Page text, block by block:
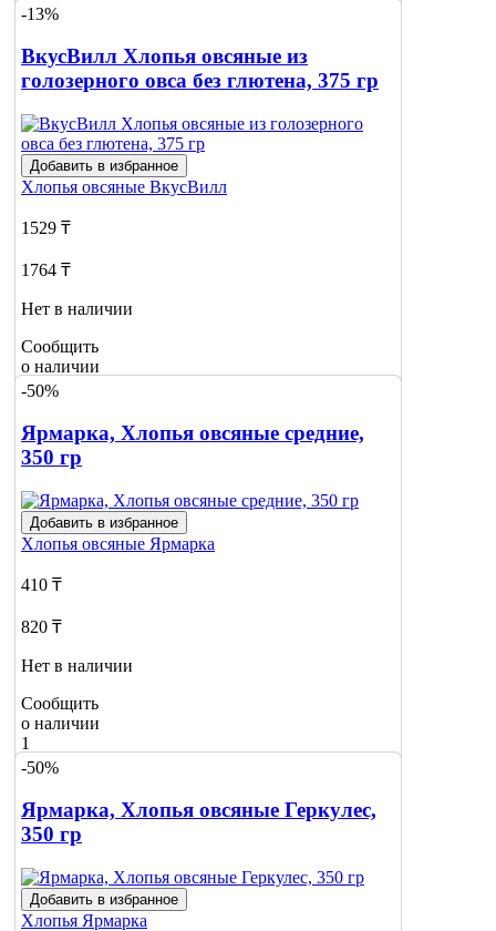
-13%
ВкусВилл Хлопья овсяные из
голозерного овса без глютена, 375 гр
Добавить в избранное
Хлопья овсяные ВкусВилл
1529 ₸
1764 ₸
Нет в наличии
Сообщить
о наличии
-50%
Ярмарка, Хлопья овсяные средние,
350 гр
Добавить в избранное
Хлопья овсяные Ярмарка
410 ₸
820 ₸
Нет в наличии
Сообщить
о наличии
1
-50%
Ярмарка, Хлопья овсяные Геркулес,
350 гр
Добавить в избранное
Хлопья Ярмарка